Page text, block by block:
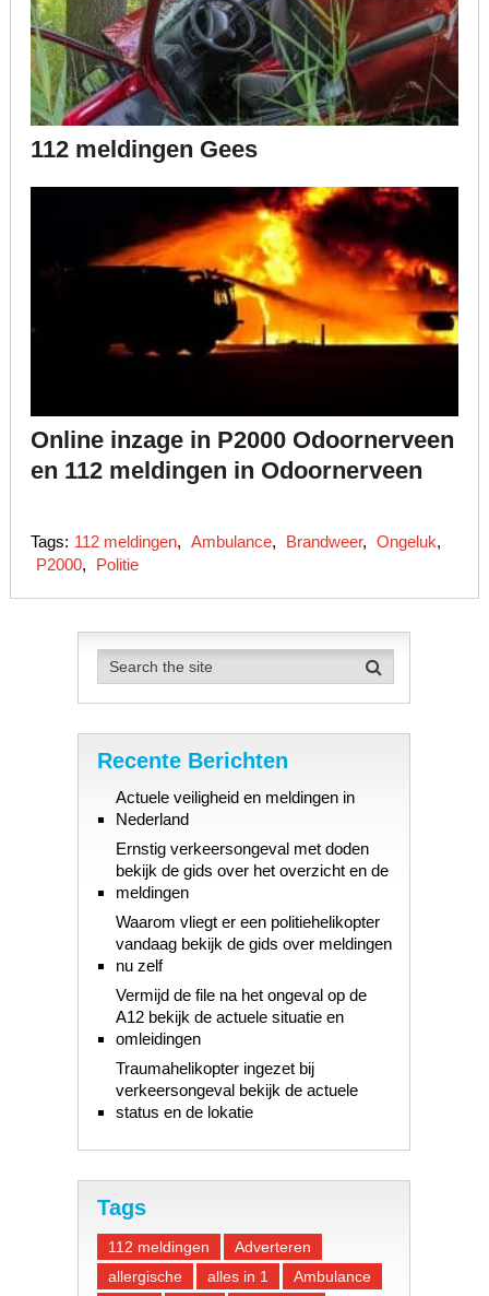
112 meldingen Gees
Online inzage in P2000 Odoornerveen
en 112 meldingen in Odoornerveen
Tags: 112 meldingen, Ambulance, Brandweer, Ongeluk,
P2000, Politie
Recente Berichten
Actuele veiligheid en meldingen in
Nederland
Ernstig verkeersongeval met doden
bekijk de gids over het overzicht en de
meldingen
Waarom vliegt er een politiehelikopter
vandaag bekijk de gids over meldingen
nu zelf
Vermijd de file na het ongeval op de
A12 bekijk de actuele situatie en
omleidingen
Traumahelikopter ingezet bij
verkeersongeval bekijk de actuele
status en de lokatie
Tags
112 meldingen
Adverteren
allergische
alles in 1 Ambulance